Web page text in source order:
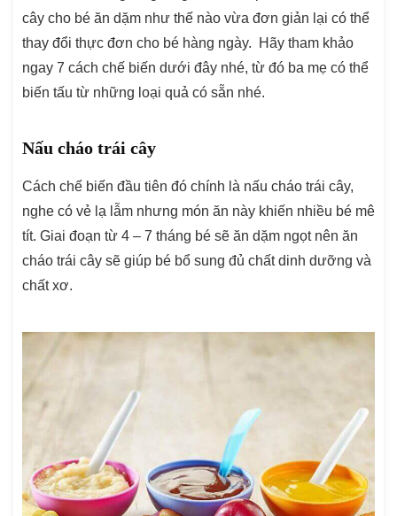
cây cho bé ăn dặm như thế nào vừa đơn giản lại có thể
thay đổi thực đơn cho bé hàng ngày. Hãy tham khảo
ngay 7 cách chế biến dưới đây nhé, từ đó ba mẹ có thể
biến tấu từ những loại quả có sẵn nhé.
Nấu cháo trái cây
Cách chế biến đầu tiên đó chính là nấu cháo trái cây,
nghe có vẻ lạ lẫm nhưng món ăn này khiến nhiều bé mê
tít. Giai đoạn từ 4 – 7 tháng bé sẽ ăn dặm ngọt nên ăn
cháo trái cây sẽ giúp bé bổ sung đủ chất dinh dưỡng và
chất xơ.